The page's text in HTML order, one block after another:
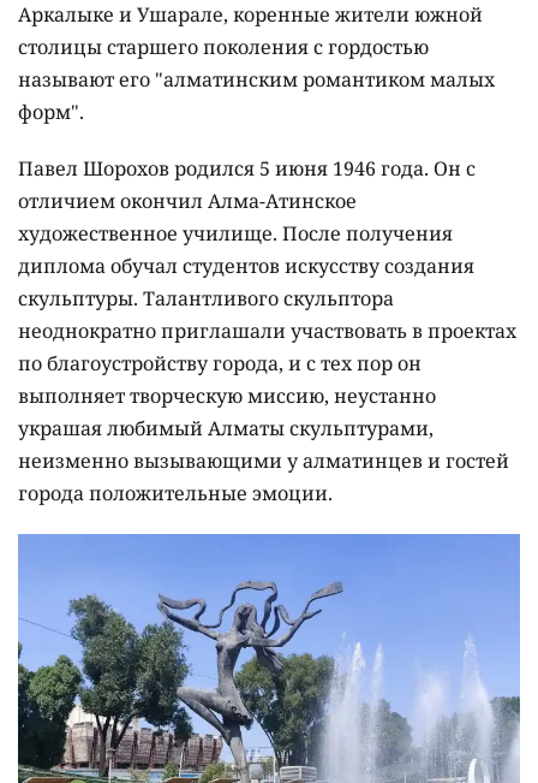
Аркалыке и Ушарале, коренные жители южной
столицы старшего поколения с гордостью
называют его "алматинским романтиком малых
форм".
Павел Шорохов родился 5 июня 1946 года. Он с
отличием окончил Алма-Атинское
художественное училище. После получения
диплома обучал студентов искусству создания
скульптуры. Талантливого скульптора
неоднократно приглашали участвовать в проектах
по благоустройству города, и с тех пор он
выполняет творческую миссию, неустанно
украшая любимый Алматы скульптурами,
неизменно вызывающими у алматинцев и гостей
города положительные эмоции.